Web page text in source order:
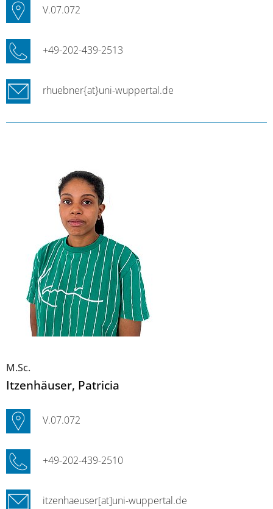
V.07.072
+49-202-439-2513
rhuebner{at}uni-wuppertal.de
M.Sc.
Itzenhäuser, Patricia
V.07.072
+49-202-439-2510
itzenhaeuser[at]uni-wuppertal.de